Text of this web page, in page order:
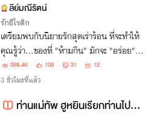
ลีย์มณีรัตน์
รักอีโรติก
เตรียมพบกับนิยายรักสุดเร่าร้อน ที่จะทำให้
คุณรู้ว่า...ของที่ "ห้ามกิน" มักจะ "อร่อย"
ที่สุดเสมอ!
388.4K 108 31 12
3 ชั่วโมงที่แล้ว
ท่านแม่ทัพ ฮูหยินเรียกท่านไปทำนา